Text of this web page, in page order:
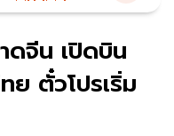
ดจีน เปิดบิน
ย ตั๋วโปรเริ่ม